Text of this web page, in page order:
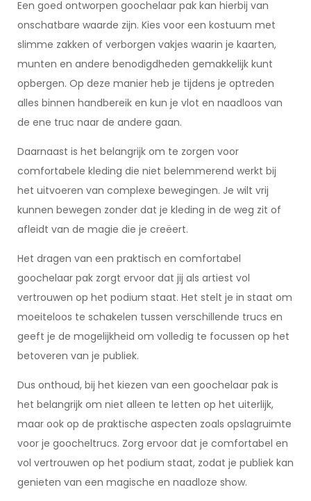
Een goed ontworpen goochelaar pak kan hierbij van
onschatbare waarde zijn. Kies voor een kostuum met
slimme zakken of verborgen vakjes waarin je kaarten,
munten en andere benodigdheden gemakkelijk kunt
opbergen. Op deze manier heb je tijdens je optreden
alles binnen handbereik en kun je vlot en naadloos van
de ene truc naar de andere gaan.
Daarnaast is het belangrijk om te zorgen voor
comfortabele kleding die niet belemmerend werkt bij
het uitvoeren van complexe bewegingen. Je wilt vrij
kunnen bewegen zonder dat je kleding in de weg zit of
afleidt van de magie die je creëert.
Het dragen van een praktisch en comfortabel
goochelaar pak zorgt ervoor dat jij als artiest vol
vertrouwen op het podium staat. Het stelt je in staat om
moeiteloos te schakelen tussen verschillende trucs en
geeft je de mogelijkheid om volledig te focussen op het
betoveren van je publiek.
Dus onthoud, bij het kiezen van een goochelaar pak is
het belangrijk om niet alleen te letten op het uiterlijk,
maar ook op de praktische aspecten zoals opslagruimte
voor je goocheltrucs. Zorg ervoor dat je comfortabel en
vol vertrouwen op het podium staat, zodat je publiek kan
genieten van een magische en naadloze show.